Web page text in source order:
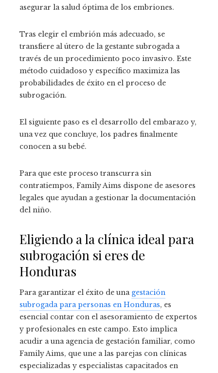
asegurar la salud óptima de los embriones.
Tras elegir el embrión más adecuado, se
transfiere al útero de la gestante subrogada a
través de un procedimiento poco invasivo. Este
método cuidadoso y específico maximiza las
probabilidades de éxito en el proceso de
subrogación.
El siguiente paso es el desarrollo del embarazo y,
una vez que concluye, los padres finalmente
conocen a su bebé.
Para que este proceso transcurra sin
contratiempos, Family Aims dispone de asesores
legales que ayudan a gestionar la documentación
del niño.
Eligiendo a la clínica ideal para
subrogación si eres de
Honduras
Para garantizar el éxito de una gestación
subrogada para personas en Honduras, es
esencial contar con el asesoramiento de expertos
y profesionales en este campo. Esto implica
acudir a una agencia de gestación familiar, como
Family Aims, que une a las parejas con clínicas
especializadas y especialistas capacitados en